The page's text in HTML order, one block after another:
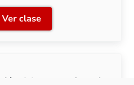
Ver claseClase 2: Geometría de las
del puente giratorio.